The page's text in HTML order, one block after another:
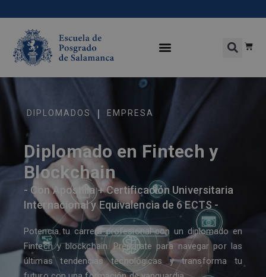
DIPLOMADOS | EMPRESA
Diplomado en Fintech y
Blockchain
- Con Apostilla + Certificación Universitaria
Internacional y Equivalencia de 6 ECTS -
Potencia tu carrera profesional con un diplomado en
Fintech y blockchain. Prepárate para navegar por las
últimas tendencias tecnológicas y transforma tu